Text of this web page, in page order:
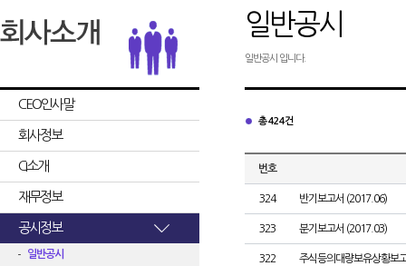
CEO인사말
회사정보
CI소개
재무정보
공시정보
일반공시
일반공시
일반공시 입니다.
총 424건
번호
324 반기보고서 (2017.06)
323 분기보고서 (2017.03)
322 주식등의대량보유상황보